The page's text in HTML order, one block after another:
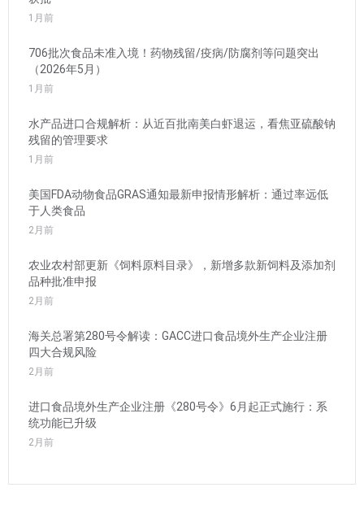
1月前
706批次食品未准入境！药物残留/疫病/防腐剂等问题突出
（2026年5月）
1月前
水产品进口合规解析：从近百批南美白虾退运，看焦亚硫酸钠
残留的管理要求
1月前
美国FDA动物食品GRAS通知最新申报情形解析：通过率远低
于人类食品
2月前
农业农村部更新《饲料原料目录》，新增多款新饲料及添加剂
品种批准申报
2月前
海关总署第280号令解读：GACC进口食品境外生产企业注册
四大合规风险
2月前
进口食品境外生产企业注册《280号令》6月起正式施行：系
统功能已升级
2月前